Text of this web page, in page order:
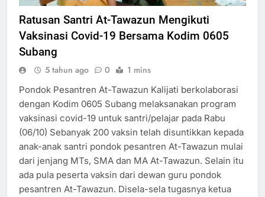
Ratusan Santri At-Tawazun Mengikuti
Vaksinasi Covid-19 Bersama Kodim 0605
Subang
5 tahun ago 0 1 mins
Pondok Pesantren At-Tawazun Kalijati berkolaborasi
dengan Kodim 0605 Subang melaksanakan program
vaksinasi covid-19 untuk santri/pelajar pada Rabu
(06/10) Sebanyak 200 vaksin telah disuntikkan kepada
anak-anak santri pondok pesantren At-Tawazun mulai
dari jenjang MTs, SMA dan MA At-Tawazun. Selain itu
ada pula peserta vaksin dari dewan guru pondok
pesantren At-Tawazun. Disela-sela tugasnya ketua